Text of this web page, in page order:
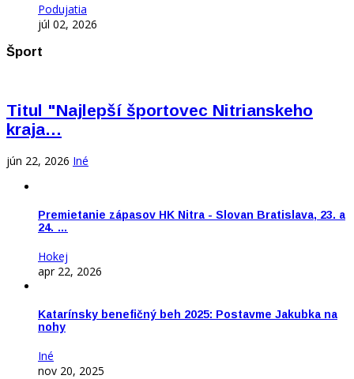
Podujatia
júl 02, 2026
Šport
Titul "Najlepší športovec Nitrianskeho
kraja…
jún 22, 2026 Iné
Premietanie zápasov HK Nitra - Slovan Bratislava, 23. a
24. …
Hokej
apr 22, 2026
Katarínsky benefičný beh 2025: Postavme Jakubka na
nohy
Iné
nov 20, 2025